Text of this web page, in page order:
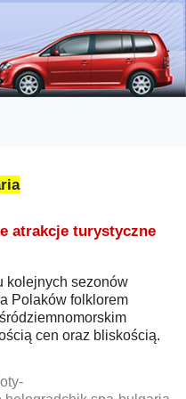
atrakcje turystyczne
kolejnych sezonów
Polaków folklorem
cen oraz bliskością.